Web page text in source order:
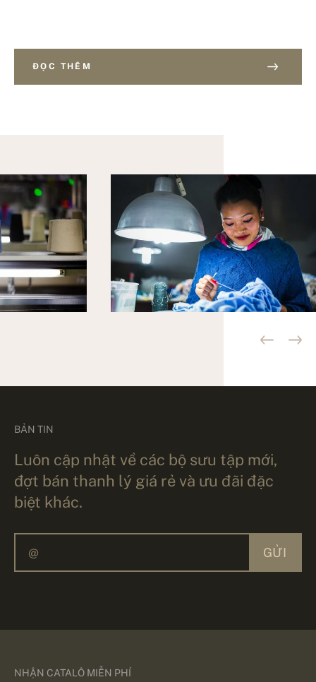
ĐỌC THÊM
BẢN TIN
Luôn cập nhật về các bộ sưu tập mới,
đợt bán thanh lý giá rẻ và ưu đãi đặc
biệt khác.
GỬI
NHẬN CATALÔ MIỄN PHÍ